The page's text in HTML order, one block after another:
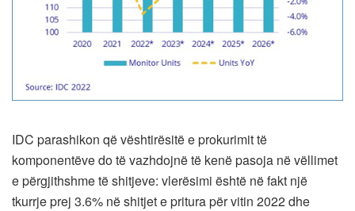
IDC parashikon që vështirësitë e prokurimit të
komponentëve do të vazhdojnë të kenë pasoja në vëllimet
e përgjithshme të shitjeve: vlerësimi është në fakt një
tkurrje prej 3.6% në shitjet e pritura për vitin 2022 dhe